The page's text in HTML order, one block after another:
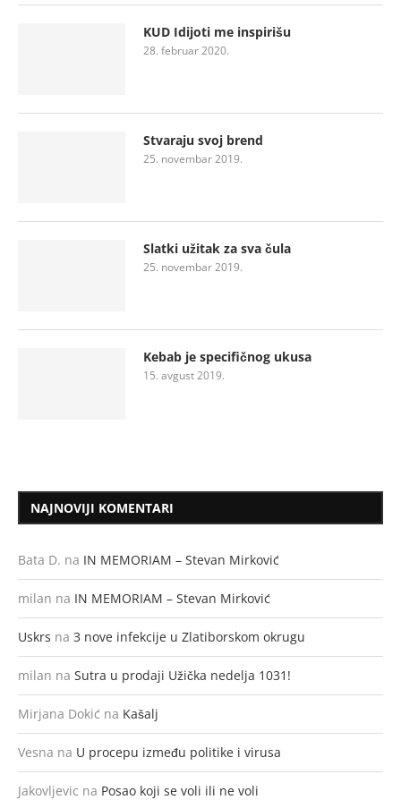
KUD Idijoti me inspirišu
28. februar 2020.
Stvaraju svoj brend
25. novembar 2019.
Slatki užitak za sva čula
25. novembar 2019.
Kebab je specifičnog ukusa
15. avgust 2019.
NAJNOVIJI KOMENTARI
Bata D. na IN MEMORIAM – Stevan Mirković
milan na IN MEMORIAM – Stevan Mirković
Uskrs na 3 nove infekcije u Zlatiborskom okrugu
milan na Sutra u prodaji Užička nedelja 1031!
Mirjana Dokić na Kašalj
Vesna na U procepu između politike i virusa
Jakovljevic na Posao koji se voli ili ne voli